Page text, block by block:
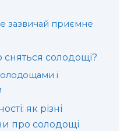
зазвичай приємне
солодощі?
і
як різні
про солодощі